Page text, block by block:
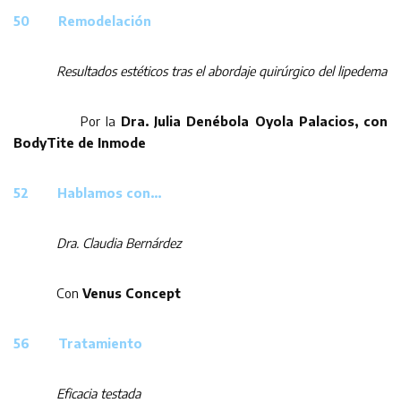
50 Remodelación
Resultados estéticos tras el abordaje quirúrgico del lipedema
Por la Dra. Julia Denébola Oyola Palacios, con
BodyTite de Inmode
52 Hablamos con…
Dra. Claudia Bernárdez
Con Venus Concept
56 Tratamiento
Eficacia testada